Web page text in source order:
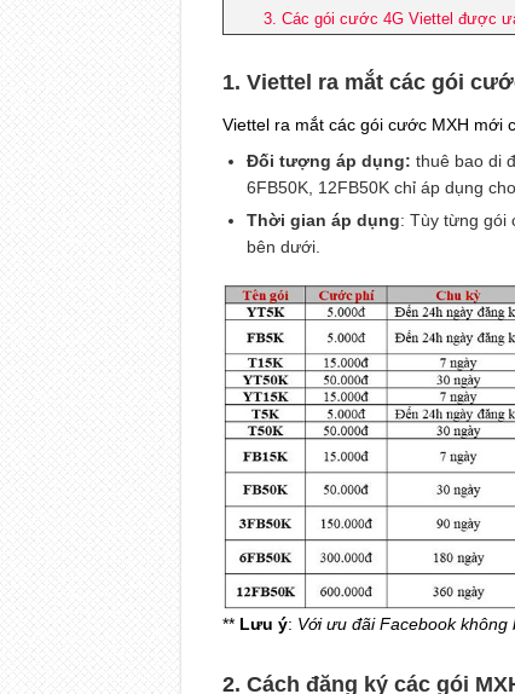
3. Các gói cước 4G Viettel được
1. Viettel ra mắt các gói
Viettel ra mắt các gói cước MXH mới
Đối tượng áp dụng: thuê bao di
6FB50K, 12FB50K chỉ áp dụng
Thời gian áp dụng: Tùy từng gói
bên dưới.
** Lưu ý: Với ưu đãi Facebook
2. Cách đăng ký các gói